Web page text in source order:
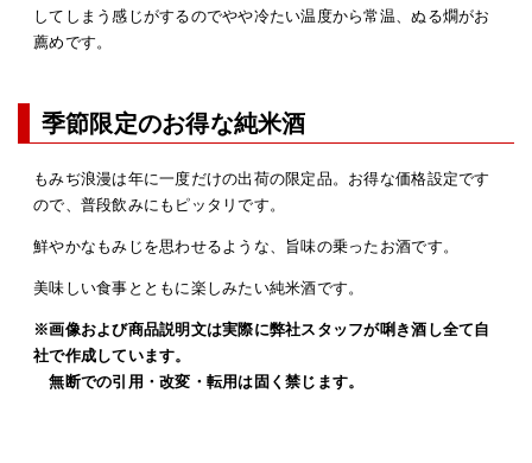
してしまう感じがするのでやや冷たい温度から常温、ぬる燗がお
薦めです。
季節限定のお得な純米酒
もみぢ浪漫は年に一度だけの出荷の限定品。お得な価格設定です
ので、普段飲みにもピッタリです。
鮮やかなもみじを思わせるような、旨味の乗ったお酒です。
美味しい食事とともに楽しみたい純米酒です。
※画像および商品説明文は実際に弊社スタッフが唎き酒し全て自
社で作成しています。
無断での引用・改変・転用は固く禁じます。